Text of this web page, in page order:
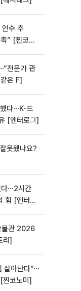
인수 추
” [찐코노
전문가 관
은 F]
다⋯K-드
[엔터로그]
못됐나요?
다⋯2시간
힘 [엔터로
물관 2026
리]
살아난다”⋯
찐코노미]